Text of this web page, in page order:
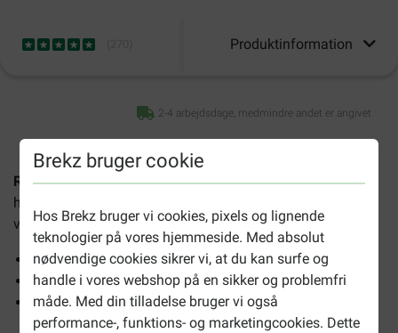
Brekz bruger cookie
Hos Brekz bruger vi cookies, pixels og lignende
teknologier på vores hjemmeside. Med absolut
nødvendige cookies sikrer vi, at du kan surfe og
handle i vores webshop på en sikker og problemfri
måde. Med din tilladelse bruger vi også
performance-, funktions- og marketingcookies. Dette
Produktinformation
2-4 arbejdsdage, medmindre andet er angivet
Royal Canin Mini Puppy hundefoderer hundefoder til
hvalpe af små racer fra 2 til 10 måneder gamle med en
voksenvægt på 4 til 10 kg. Fordelene er:
Understøtter den naturlige modstand
Højt energiindhold
Dette tørfoder kan kombiner med tilsvarende vådfoder.
Du kan bestille detteseparatovenfor.